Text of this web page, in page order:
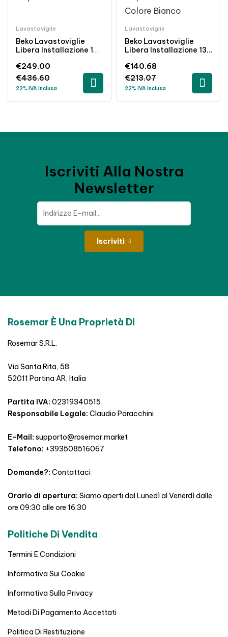
Lavastoviglie
Beko Lavastoviglie
Libera Installazione 16
Classe B
€436.60
€249.00
22% IVA Inclusa
Lavastoviglie
Beko Lavastoviglie
Libera Installazione 13
49 DBA
€213.07
€140.68
22% IVA Inclusa
Iscriviti Alla Nostra
Newsletter
Iscriviti
Rosemar È Una Proprietà Di
Rosemar S.R.L.
Via Santa Rita, 58
52011 Partina AR, Italia
Partita IVA: 02319340515
Responsabile Legale: Claudio Paracchini
E-Mail: supporto@rosemar.market
Telefono: +393508516067
Domande?: Contattaci
Orario di apertura: Siamo aperti dal Lunedì al Venerdì dalle
ore 09:30 alle ore 16:30
Politiche Di Vendita
Termini E Condizioni
Informativa Sui Cookie
Informativa Sulla Privacy
Metodi Di Pagamento Accettati
Politica Di Restituzione